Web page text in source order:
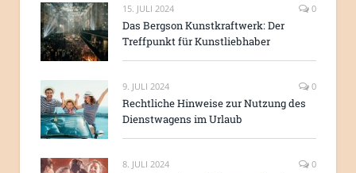
15. JULI 2024 0
Das Bergson Kunstkraftwerk: Der
Treffpunkt für Kunstliebhaber
9. JULI 2024 0
Rechtliche Hinweise zur Nutzung des
Dienstwagens im Urlaub
8. JULI 2024 0